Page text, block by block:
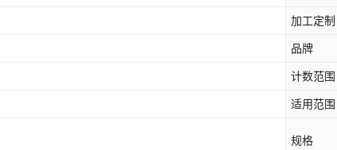
加工定制
品牌
计数范围
适用范围
规格